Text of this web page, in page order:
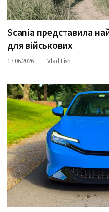
Scania представила
для військових
17.06.2026 Vlad Fish